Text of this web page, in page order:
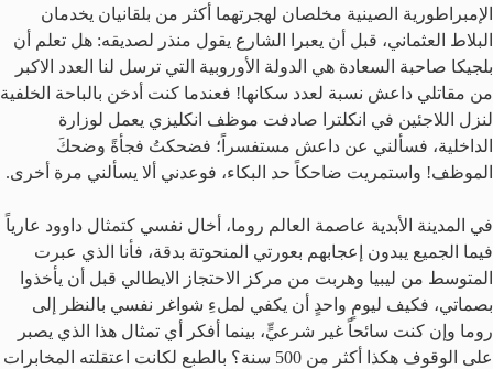
الإمبراطورية الصينية مخلصان لهجرتهما أكثر من بلقانيان يخدمان
البلاط العثماني، قبل أن يعبرا الشارع يقول منذر لصديقه: هل تعلم أن
بلجيكا صاحبة السعادة هي الدولة الأوروبية التي ترسل لنا العدد الاكبر
من مقاتلي داعش نسبة لعدد سكانها! فعندما كنت أدخن بالباحة الخلفية
لنزل اللاجئين في انكلترا صادفت موظف انكليزي يعمل لوزارة
الداخلية، فسألني عن داعش مستفسراً؛ فضحكتُ فجأةً وضحكَ
الموظف! واستمريت ضاحكاً حد البكاء، فوعدني ألا يسألني مرة أخرى.
في المدينة الأبدية عاصمة العالم روما، أخال نفسي كتمثال داوود عارياً
فيما الجميع يبدون إعجابهم بعورتي المنحوتة بدقة، فأنا الذي عبرت
المتوسط من ليبيا وهربت من مركز الاحتجاز الايطالي قبل أن يأخذوا
بصماتي، فكيف ليومٍ واحدٍ أن يكفي لملءِ شواغر نفسي بالنظر إلى
روما وإن كنت سائحاً غير شرعيٍّ، بينما أفكر أي تمثال هذا الذي يصبر
على الوقوف هكذا أكثر من 500 سنة؟ بالطبع لكانت اعتقلته المخابرات